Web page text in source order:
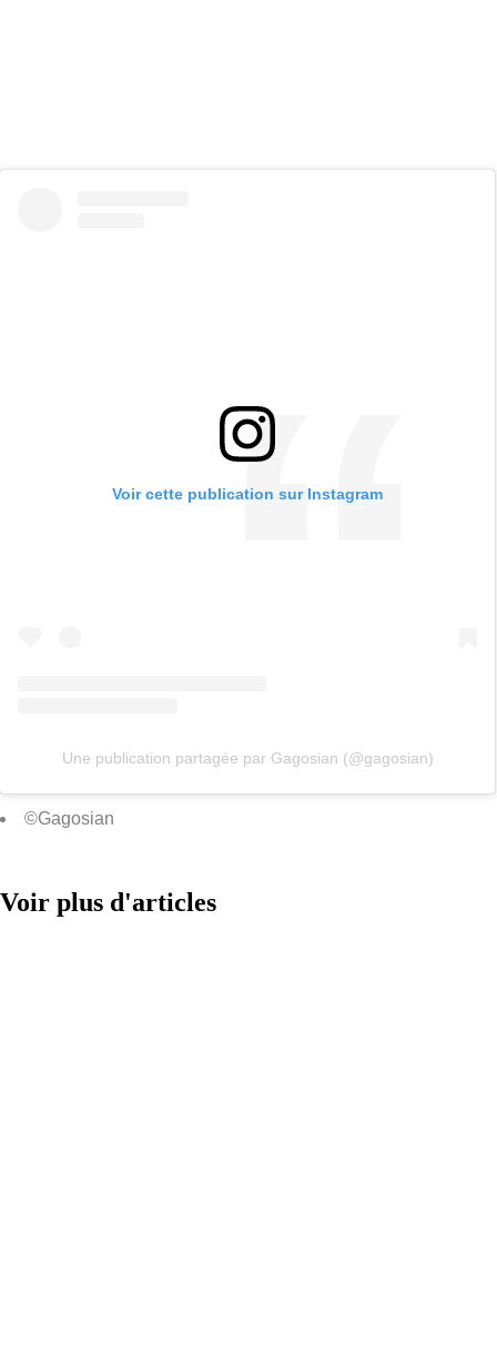
Voir cette publication sur Instagram
Une publication partagée par Gagosian (@gagosian)
©Gagosian
Voir plus d'articles